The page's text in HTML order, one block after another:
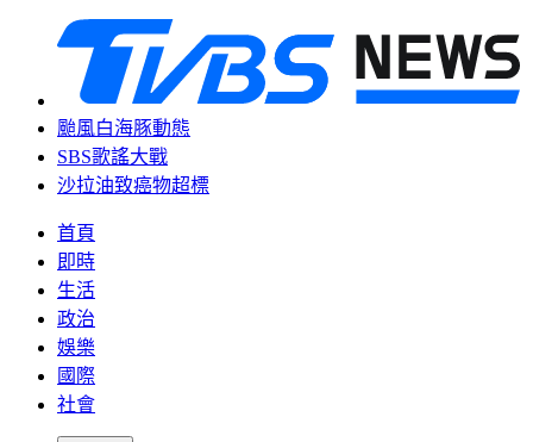
颱風白海豚動態
SBS歌謠大戰
沙拉油致癌物超標
首頁
即時
生活
政治
娛樂
國際
社會